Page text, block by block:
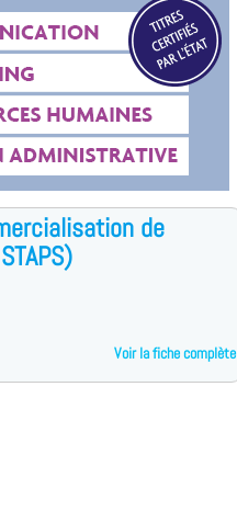
de
Voir la fiche complète